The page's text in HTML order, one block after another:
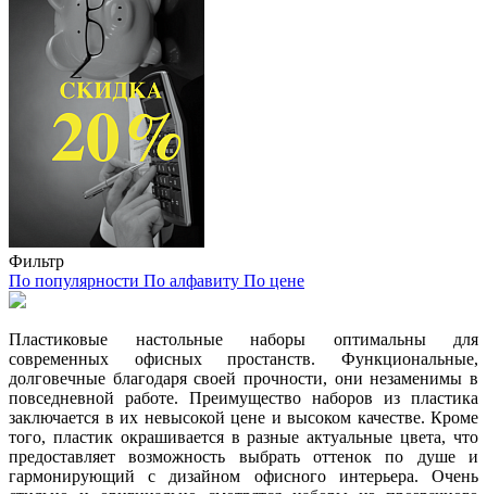
Фильтр
По популярности По алфавиту По цене
Пластиковые настольные наборы оптимальны для
современных офисных простанств. Функциональные,
долговечные благодаря своей прочности, они незаменимы в
повседневной работе. Преимущество наборов из пластика
заключается в их невысокой цене и высоком качестве. Кроме
того, пластик окрашивается в разные актуальные цвета, что
предоставляет возможность выбрать оттенок по душе и
гармонирующий с дизайном офисного интерьера. Очень